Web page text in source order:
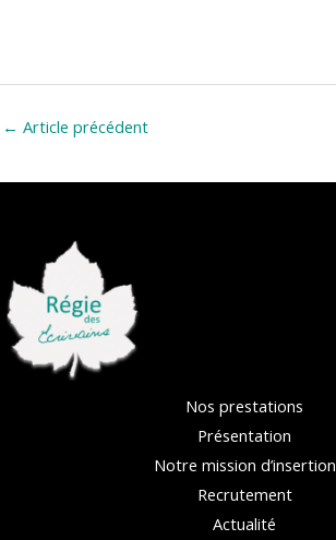
← Article précédent
Nos prestations
Présentation
Notre mission d’insertion
Recrutement
Actualité